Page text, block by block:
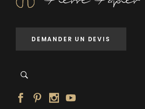
DEMANDER UN DEVIS